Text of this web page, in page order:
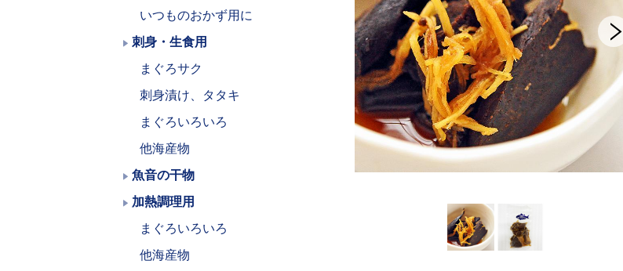
いつものおかず用に
刺身・生食用
まぐろサク
刺身漬け、タタキ
まぐろいろいろ
他海産物
魚音の干物
加熱調理用
まぐろいろいろ
他海産物